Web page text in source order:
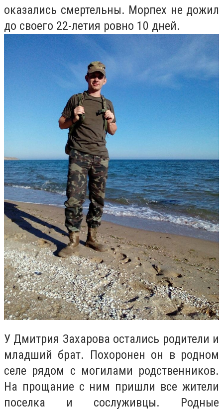
оказались смертельны. Морпех не дожил
до своего 22-летия ровно 10 дней.
У Дмитрия Захарова остались родители и
младший брат. Похоронен он в родном
селе рядом с могилами родственников.
На прощание с ним пришли все жители
поселка и сослуживцы. Родные